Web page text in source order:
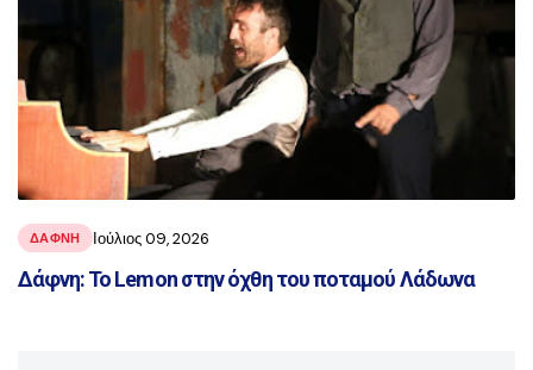
ΔΑΦΝΗ Ιούλιος 09, 2026
Δάφνη: Το Lemon στην όχθη του ποταμού Λάδωνα